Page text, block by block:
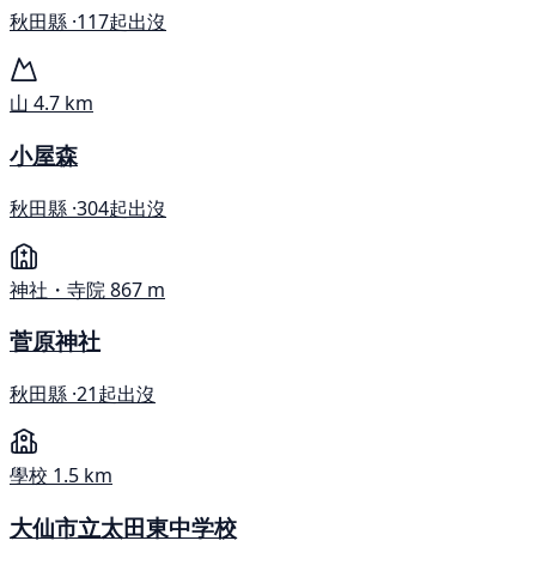
秋田縣 ·117起出沒
山 4.7 km
小屋森
秋田縣 ·304起出沒
神社・寺院867 m
菅原神社
秋田縣 ·21起出沒
學校 1.5 km
大仙市立太田東中学校